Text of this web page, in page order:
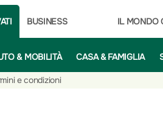
BUSINESS IL MONDO
& MOBILITÀ CASA & FAMIGLIA
e condizioni